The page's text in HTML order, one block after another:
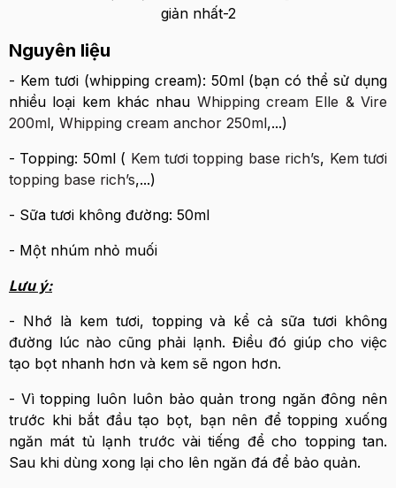
Nguyên liệu
- Kem tươi (whipping cream): 50ml (bạn có thể sử dụng
nhiều loại kem khác nhau Whipping cream Elle & Vire
200ml, Whipping cream anchor 250ml,...)
- Topping: 50ml ( Kem tươi topping base rich’s, Kem tươi
topping base rich’s,...)
- Sữa tươi không đường: 50ml
- Một nhúm nhỏ muối
Lưu ý:
- Nhớ là kem tươi, topping và kể cả sữa tươi không
đường lúc nào cũng phải lạnh. Điều đó giúp cho việc
tạo bọt nhanh hơn và kem sẽ ngon hơn.
- Vì topping luôn luôn bảo quản trong ngăn đông nên
trước khi bắt đầu tạo bọt, bạn nên để topping xuống
ngăn mát tủ lạnh trước vài tiếng để cho topping tan.
Sau khi dùng xong lại cho lên ngăn đá để bảo quản.